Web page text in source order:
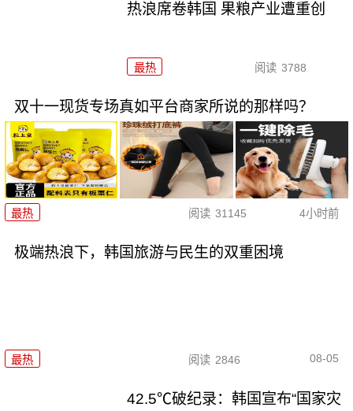
热浪席卷韩国 果粮产业遭重创
最热 阅读 3788
双十一现货专场真如平台商家所说的那样吗？
最热 阅读 31145 4小时前
极端热浪下，韩国旅游与民生的双重困境
最热 阅读 2846 08-05
42.5℃破纪录：韩国宣布“国家灾